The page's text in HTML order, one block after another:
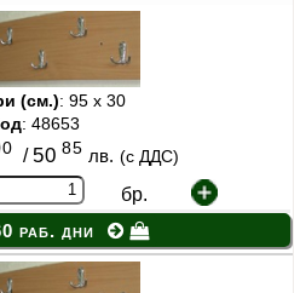
S.T.E.M.
(см.): 95 х 30
: 48653
/ 50 85 лв. (с ДДС)
бр.
раб. дни